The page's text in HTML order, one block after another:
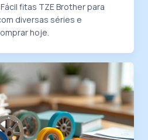
fitas TZE Brother para
diversas séries e
hoje.